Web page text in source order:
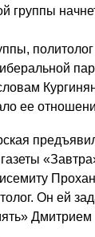
группы
ее
Он ей
Дмитрием